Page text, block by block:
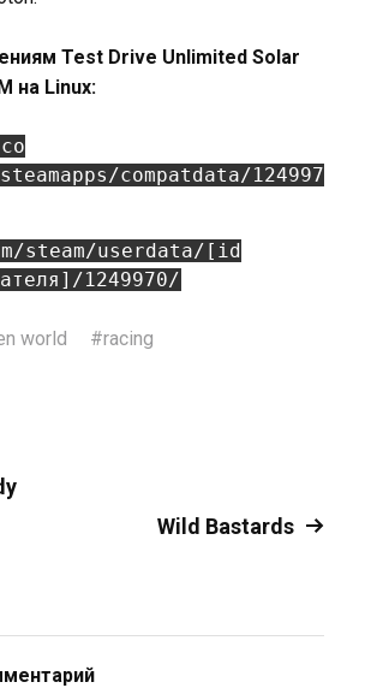
Test Drive Unlimited Solar
на Linux:
compatdata/124997
steam/userdata/[id
1249970/
world #racing
Wild Bastards